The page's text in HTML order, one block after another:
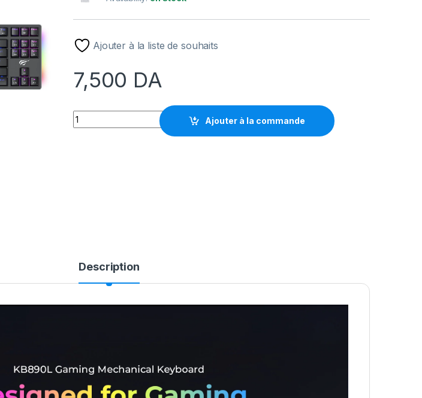
Ajouter à la liste de souhaits
7,500 DA
HAVIT KB890L 75% RGB quantity
Ajouter à la commande
Description